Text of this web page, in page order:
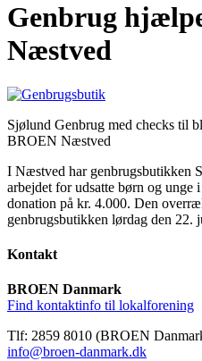
Genbrug
Næstved
Sjølund Genbrug med checks til
BROEN Næstved
I Næstved har genbrugsbutikken
arbejdet for udsatte børn og
donation på kr. 4.000. Den
genbrugsbutikken lørdag den 22.
Kontakt
BROEN Danmark
Find kontaktinfo til lokalforening
Tlf: 2859 8010 (BROEN
info@broen-danmark.dk